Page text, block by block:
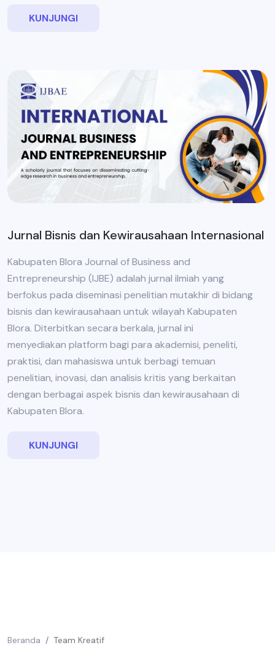
KUNJUNGI
Jurnal Bisnis dan Kewirausahaan Internasional
Kabupaten Blora Journal of Business and
Entrepreneurship (IJBE) adalah jurnal ilmiah yang
berfokus pada diseminasi penelitian mutakhir di bidang
bisnis dan kewirausahaan untuk wilayah Kabupaten
Blora. Diterbitkan secara berkala, jurnal ini
menyediakan platform bagi para akademisi, peneliti,
praktisi, dan mahasiswa untuk berbagi temuan
penelitian, inovasi, dan analisis kritis yang berkaitan
dengan berbagai aspek bisnis dan kewirausahaan di
Kabupaten Blora.
KUNJUNGI
Beranda Team Kreatif